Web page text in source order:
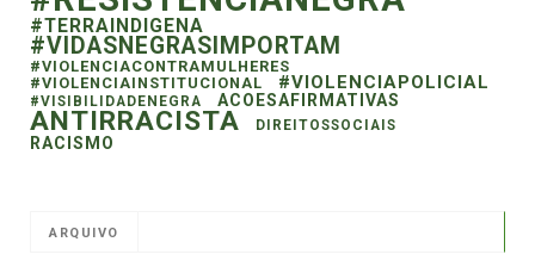
#TERRAINDIGENA
#VIDASNEGRASIMPORTAM
#VIOLENCIACONTRAMULHERES
#VIOLENCIAINSTITUCIONAL
#VIOLENCIAPOLICIAL
#VISIBILIDADENEGRA ACOESAFIRMATIVAS
ANTIRRACISTA DIREITOSSOCIAIS
RACISMO
ARQUIVO